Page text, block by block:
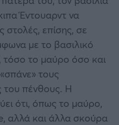
Έντουαρντ να
στολές, επίσης, σε
με το βασιλικό
τόσο το μαύρο όσο και
τους
του πένθους. Η
ότι, όπως το μαύρο,
αλλά και άλλα σκούρα